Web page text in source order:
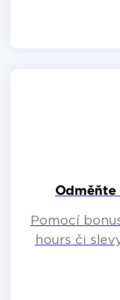
Odměňte
Pomocí
hours či